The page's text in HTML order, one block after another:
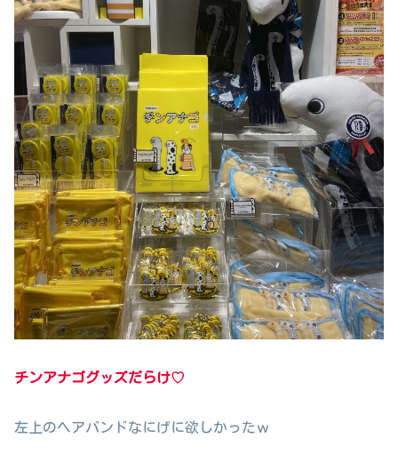
チンアナゴグッズだらけ♡
左上のヘアバンドなにげに欲しかったｗ